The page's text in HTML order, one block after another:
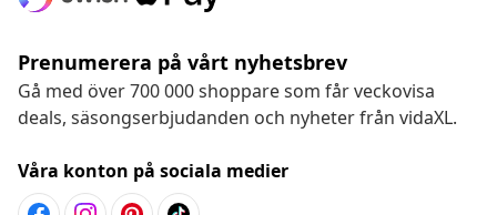
Prenumerera på vårt nyhetsbrev
Gå med över 700 000 shoppare som får veckovisa
deals, säsongserbjudanden och nyheter från vidaXL.
Våra konton på sociala medier